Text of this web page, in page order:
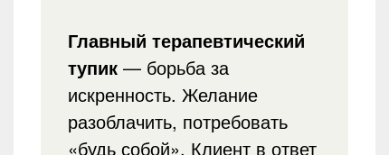
Главный терапевтический
тупик — борьба за
искренность. Желание
разоблачить, потребовать
«будь собой». Клиент в ответ